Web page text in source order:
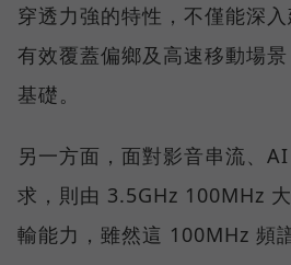
穿透力強的特性，不僅能深
有效覆蓋偏鄉及高速移動場
基礎。
另一方面，面對影音串流、
求，則由 3.5GHz 100MHz
輸能力，雖然這 100MHz 頻